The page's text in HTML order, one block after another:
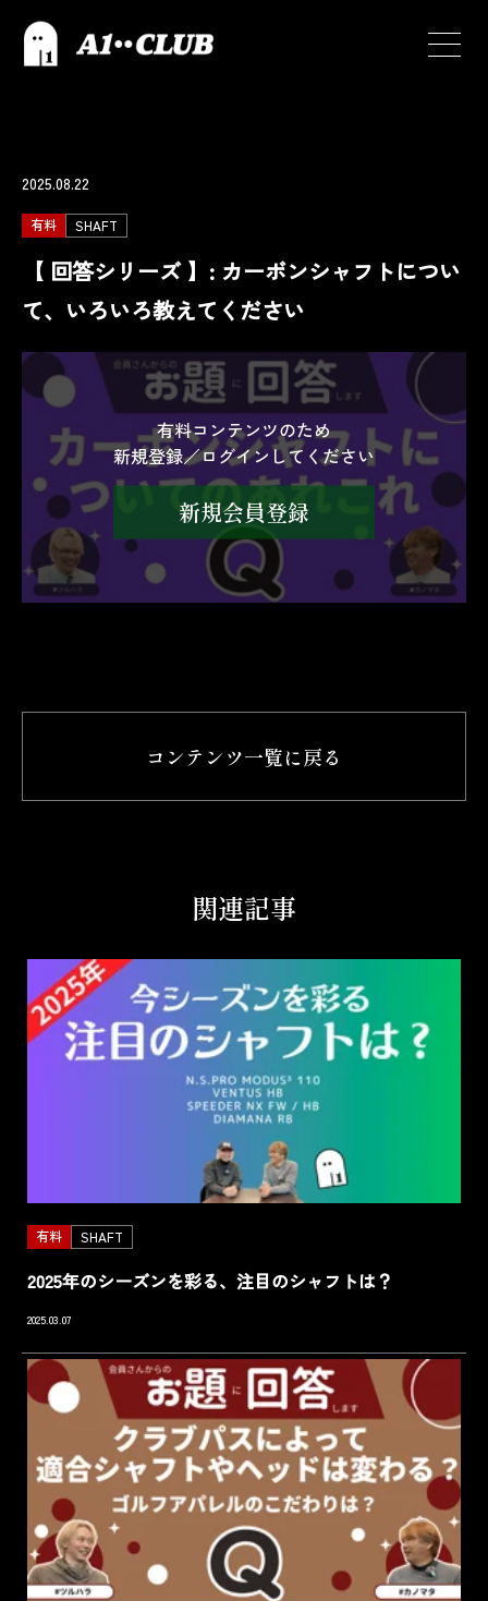
2025.08.22
有料 SHAFT
【 回答シリーズ 】: カーボンシャフトについ
て、いろいろ教えてください
有料コンテンツのため
新規登録／ログインしてください
新規会員登録
コンテンツ一覧に戻る
関連記事
有料 SHAFT
2025年のシーズンを彩る、注目のシャフトは？
2025.03.07